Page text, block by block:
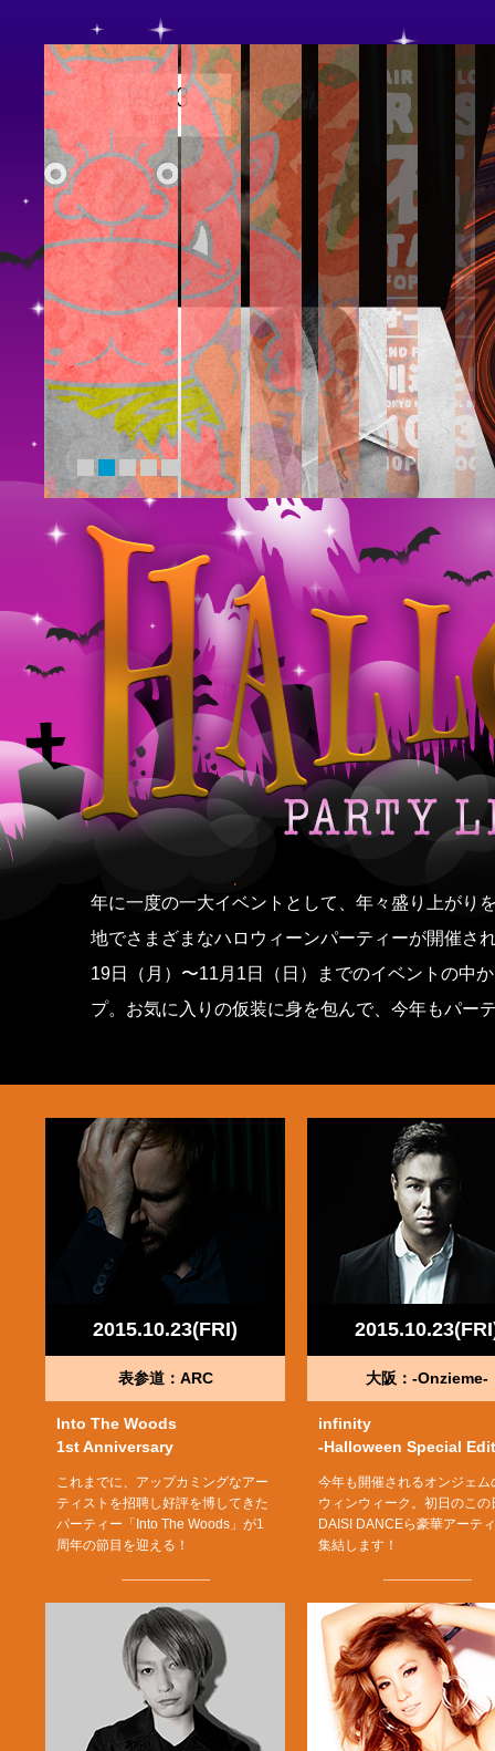
年に一度の一大イベントとして、年々盛り上がり
地でさまざまなハロウィーンパーティーが開催さ
19日（月）〜11月1日（日）までのイベントの中
プ。お気に入りの仮装に身を包んで、今年もパー
2015.10.23(FRI)
表参道：ARC
Into The Woods
1st Anniversary
これまでに、アップカミングなアー
ティストを招聘し好評を博してきた
パーティー「Into The Woods」が1
周年の節目を迎える！
大阪：-Onzieme-
infinity
-Halloween Special
今年も開催されるオンジェム
ウィンウィーク。初日のこの
DAISI DANCEら豪華アーテ
集結します！